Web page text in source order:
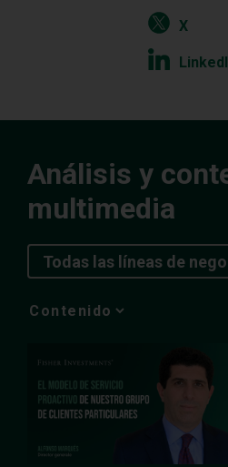
X
Análisis y
multimedia
Todas las líneas de
Media